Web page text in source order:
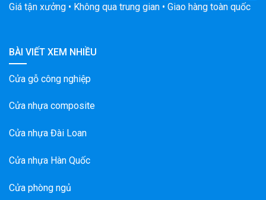
Giá tận xưởng • Không qua trung gian • Giao hàng toàn quốc
BÀI VIẾT XEM NHIỀU
Cửa gỗ công nghiệp
Cửa nhựa composite
Cửa nhựa Đài Loan
Cửa nhựa Hàn Quốc
Cửa phòng ngủ